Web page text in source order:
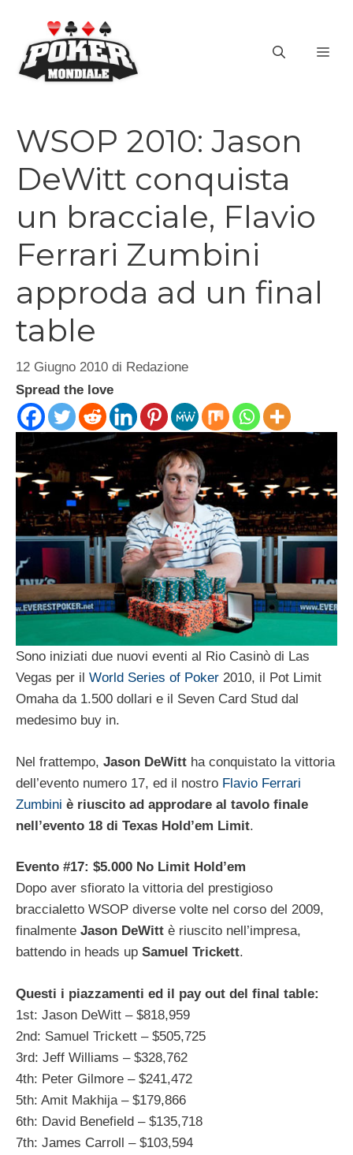
contenuto
WSOP 2010: Jason
DeWitt conquista
un bracciale, Flavio
Ferrari Zumbini
approda ad un final
table
12 Giugno 2010 di Redazione
Spread the love
Sono iniziati due nuovi eventi al Rio Casinò di Las
Vegas per il World Series of Poker 2010, il Pot Limit
Omaha da 1.500 dollari e il Seven Card Stud dal
medesimo buy in.
Nel frattempo, Jason DeWitt ha conquistato la vittoria
dell’evento numero 17, ed il nostro Flavio Ferrari
Zumbini è riuscito ad approdare al tavolo finale
nell’evento 18 di Texas Hold’em Limit.
Evento #17: $5.000 No Limit Hold’em
Dopo aver sfiorato la vittoria del prestigioso
braccialetto WSOP diverse volte nel corso del 2009,
finalmente Jason DeWitt è riuscito nell’impresa,
battendo in heads up Samuel Trickett.
Questi i piazzamenti ed il pay out del final table:
1st: Jason DeWitt – $818,959
2nd: Samuel Trickett – $505,725
3rd: Jeff Williams – $328,762
4th: Peter Gilmore – $241,472
5th: Amit Makhija – $179,866
6th: David Benefield – $135,718
7th: James Carroll – $103,594